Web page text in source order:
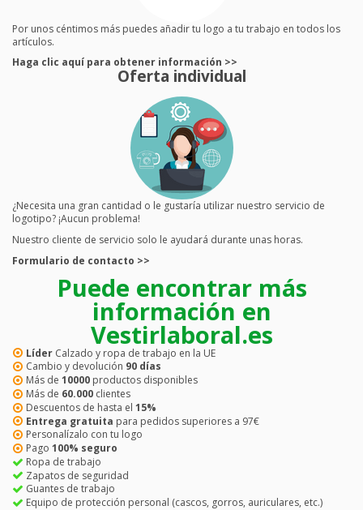
Por unos céntimos más puedes añadir tu logo a tu trabajo en todos los
artículos.
Haga clic aquí para obtener información >>
Oferta individual
¿Necesita una gran cantidad o le gustaría utilizar nuestro servicio de
logotipo? ¡Aucun problema!
Nuestro cliente de servicio solo le ayudará durante unas horas.
Formulario de contacto >>
Puede encontrar más
información en
Vestirlaboral.es
Líder Calzado y ropa de trabajo en la UE
Cambio y devolución 90 días
Más de 10000 productos disponibles
Más de 60.000 clientes
Descuentos de hasta el 15%
Entrega gratuita para pedidos superiores a 97€
Personalízalo con tu logo
Pago 100% seguro
Ropa de trabajo
Zapatos de seguridad
Guantes de trabajo
Equipo de protección personal (cascos, gorros, auriculares, etc.)